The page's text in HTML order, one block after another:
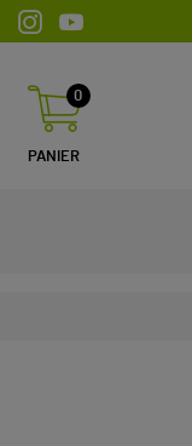
PANIER
0